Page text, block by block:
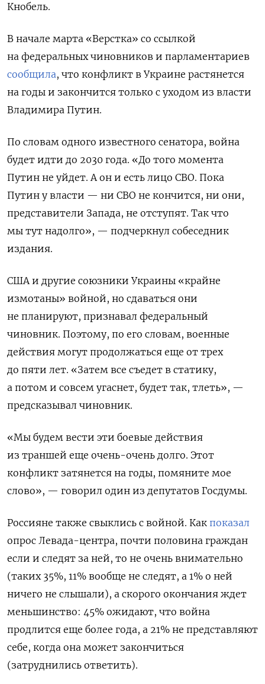
Кнобель.
В начале марта «Верстка» со ссылкой
на федеральных чиновников и парламентариев
сообщила, что конфликт в Украине растянется
на годы и закончится только с уходом из власти
Владимира Путин.
По словам одного известного сенатора, война
будет идти до 2030 года. «До того момента
Путин не уйдет. А он и есть лицо СВО. Пока
Путин у власти — ни СВО не кончится, ни они,
представители Запада, не отступят. Так что
мы тут надолго», — подчеркнул собеседник
издания.
США и другие союзники Украины «крайне
измотаны» войной, но сдаваться они
не планируют, признавал федеральный
чиновник. Поэтому, по его словам, военные
действия могут продолжаться еще от трех
до пяти лет. «Затем все съедет в статику,
а потом и совсем угаснет, будет так, тлеть», —
предсказывал чиновник.
«Мы будем вести эти боевые действия
из траншей еще очень-очень долго. Этот
конфликт затянется на годы, помяните мое
слово», — говорил один из депутатов Госдумы.
Россияне также свыклись с войной. Как показал
опрос Левада-центра, почти половина граждан
если и следят за ней, то не очень внимательно
(таких 35%, 11% вообще не следят, а 1% о ней
ничего не слышали), а скорого окончания ждет
меньшинство: 45% ожидают, что война
продлится еще более года, а 21% не представляют
себе, когда она может закончиться
(затруднились ответить).